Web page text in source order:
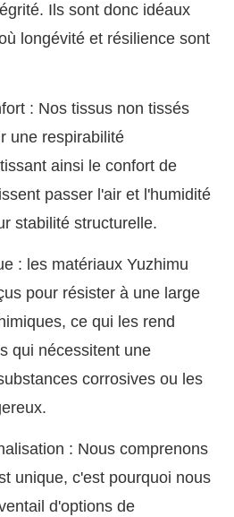
Ils sont donc idéaux
longévité et résilience sont
: Nos tissus non tissés
une respirabilité
ainsi le confort de
passer l'air et l'humidité
stabilité structurelle.
: les matériaux Yuzhimu
pour résister à une large
ce qui les rend
qui nécessitent une
corrosives ou les
: Nous comprenons
unique, c'est pourquoi nous
d'options de